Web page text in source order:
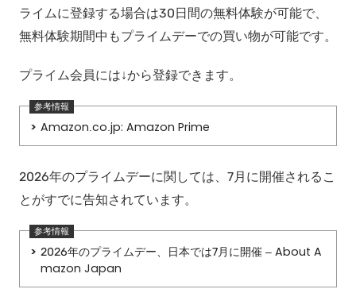
ライムに登録する場合は30日間の無料体験が可能で、
無料体験期間中もプライムデーでの買い物が可能です。
プライム会員には↓から登録できます。
Amazon.co.jp: Amazon Prime
2026年のプライムデーに関しては、7月に開催されるこ
とがすでに告知されています。
2026年のプライムデー、日本では7月に開催 – About A
mazon Japan